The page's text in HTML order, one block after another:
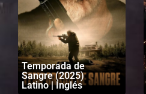
Temporada de
Sangre (2025)
Latino | Inglés